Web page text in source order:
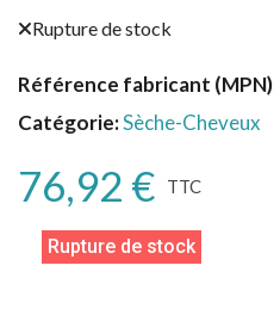
Rupture de stock
Référence fabricant (MPN)
Catégorie Sèche-Cheveux
76,92 € TTC
Rupture de stock